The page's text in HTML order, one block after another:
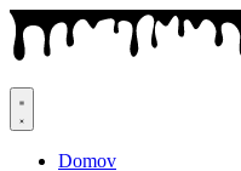
Preskočiť
na
obsah
Domov